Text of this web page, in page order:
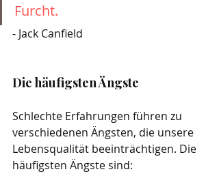
Furcht.
- Jack Canfield
Die häufigsten Ängste
Schlechte Erfahrungen führen zu
verschiedenen Ängsten, die unsere
Lebensqualität beeinträchtigen. Die
häufigsten Ängste sind: